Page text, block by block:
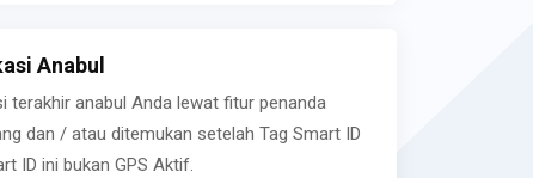
Anabul
terakhir anabul Anda lewat fitur penanda
dan / atau ditemukan setelah Tag Smart ID
ID ini bukan GPS Aktif.